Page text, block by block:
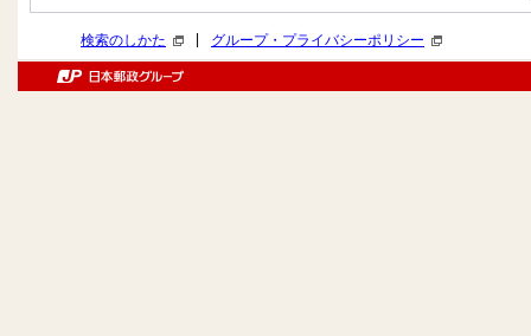
検索のしかた グループ・プライバシーポリシー